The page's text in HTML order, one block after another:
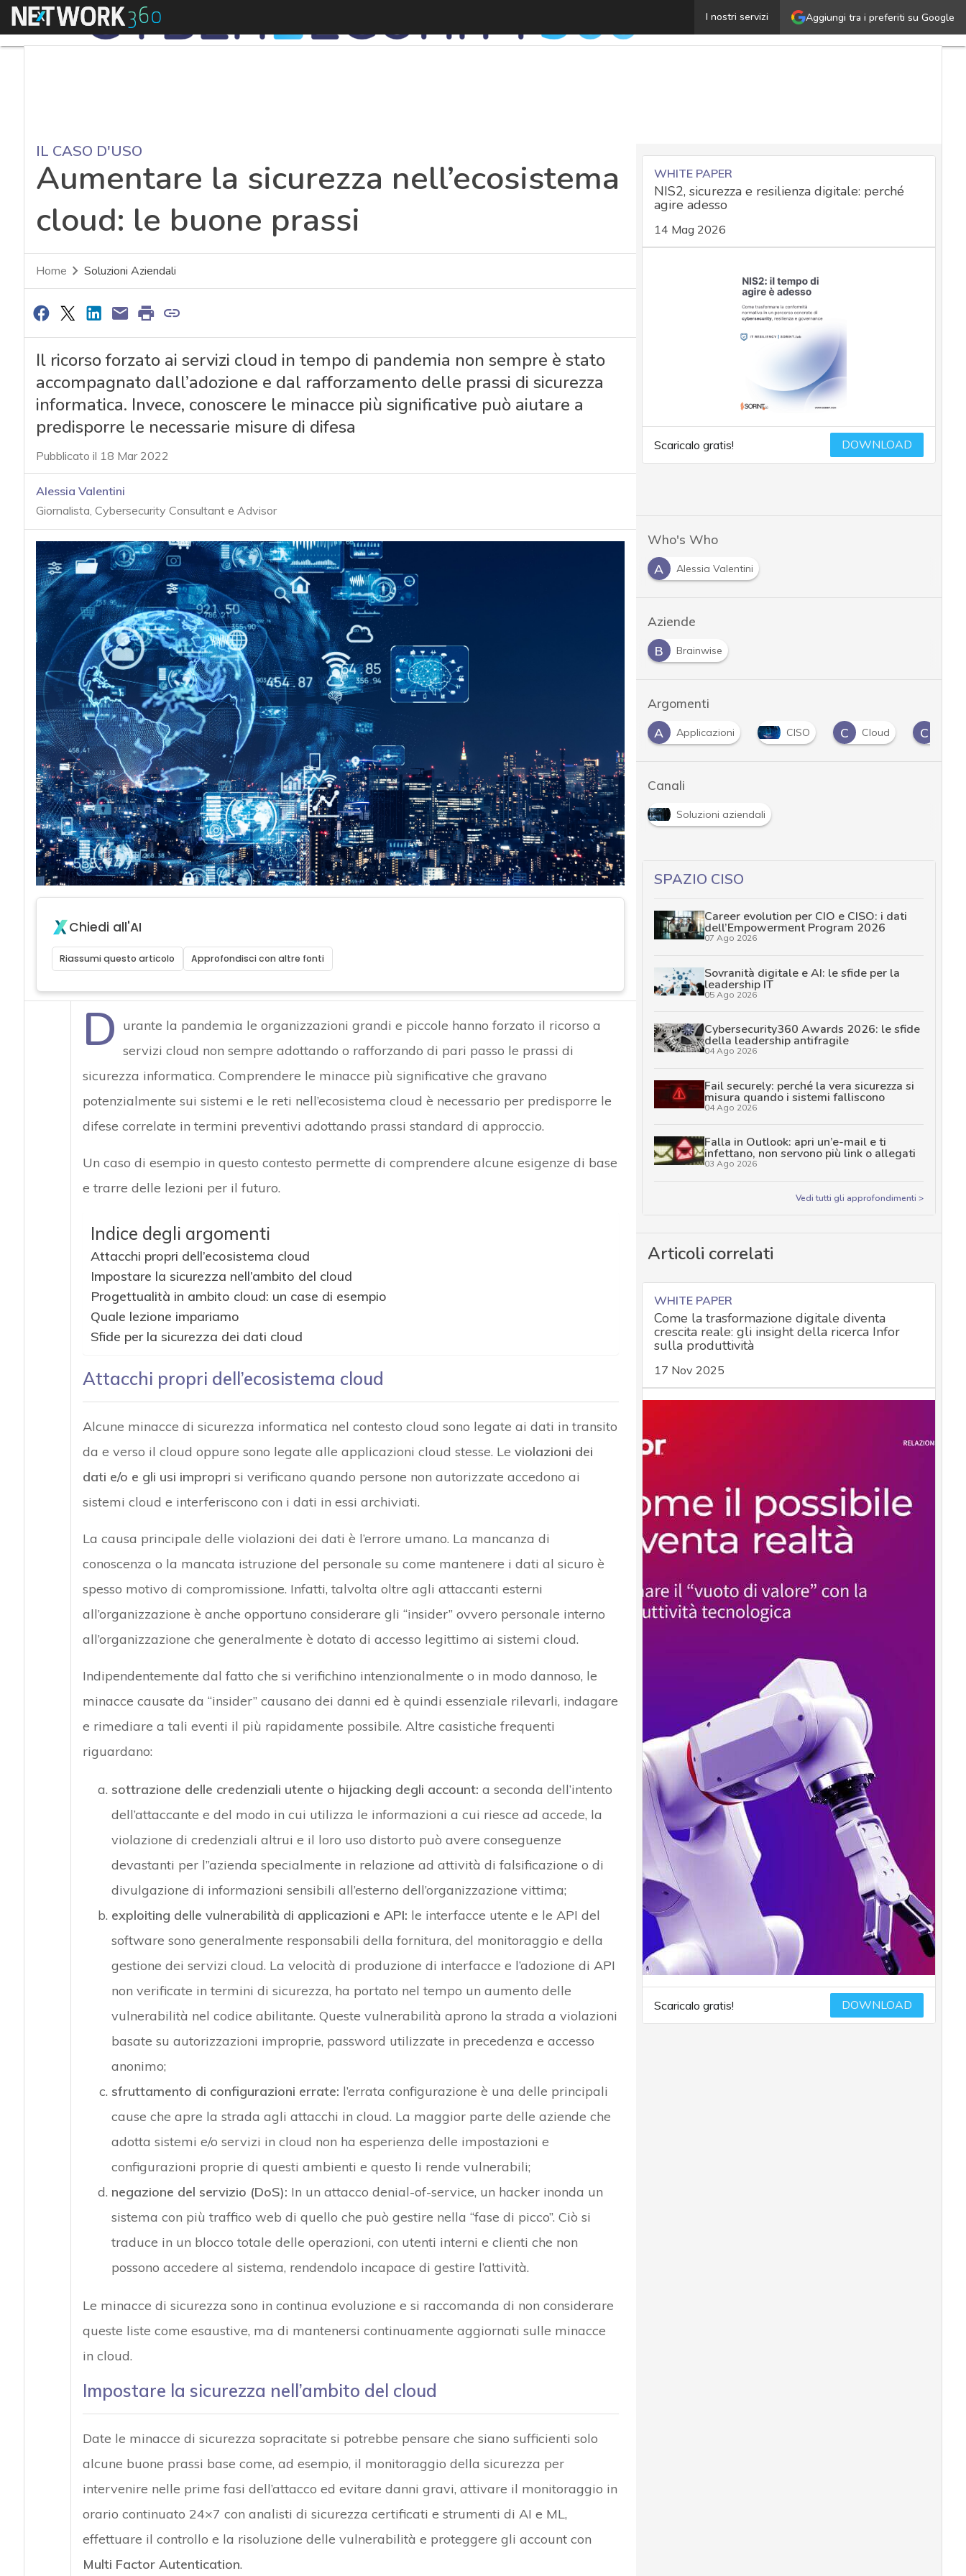
Aggiungi tra i preferiti su Google
I nostri servizi
Menu Aumentare la sicurezza nell’ecosistema cloud: le buone
IL CASO D'USO
Aumentare la sicurezza nell’ecosistema
cloud: le buone prassi
Home Soluzioni Aziendali
Il ricorso forzato ai servizi cloud in tempo di pandemia non sempre è stato
accompagnato dall’adozione e dal rafforzamento delle prassi di sicurezza
informatica. Invece, conoscere le minacce più significative può aiutare a
predisporre le necessarie misure di difesa
Pubblicato il 18 Mar 2022
Alessia Valentini
Giornalista, Cybersecurity Consultant e Advisor
Chiedi all'AI
Riassumi questo articolo Approfondisci con altre fonti
D urante la pandemia le organizzazioni grandi e piccole hanno forzato il ricorso a
servizi cloud non sempre adottando o rafforzando di pari passo le prassi di
sicurezza informatica. Comprendere le minacce più significative che gravano
potenzialmente sui sistemi e le reti nell’ecosistema cloud è necessario per predisporre le
difese correlate in termini preventivi adottando prassi standard di approccio.
Un caso di esempio in questo contesto permette di comprendere alcune esigenze di base
e trarre delle lezioni per il futuro.
Indice degli argomenti
Attacchi propri dell’ecosistema cloud
Impostare la sicurezza nell’ambito del cloud
Progettualità in ambito cloud: un case di esempio
Quale lezione impariamo
Sfide per la sicurezza dei dati cloud
Attacchi propri dell’ecosistema cloud
Alcune minacce di sicurezza informatica nel contesto cloud sono legate ai dati in transito
da e verso il cloud oppure sono legate alle applicazioni cloud stesse. Le violazioni dei
dati e/o e gli usi impropri si verificano quando persone non autorizzate accedono ai
sistemi cloud e interferiscono con i dati in essi archiviati.
La causa principale delle violazioni dei dati è l’errore umano. La mancanza di
conoscenza o la mancata istruzione del personale su come mantenere i dati al sicuro è
spesso motivo di compromissione. Infatti, talvolta oltre agli attaccanti esterni
all’organizzazione è anche opportuno considerare gli “insider” ovvero personale interno
all’organizzazione che generalmente è dotato di accesso legittimo ai sistemi cloud.
Indipendentemente dal fatto che si verifichino intenzionalmente o in modo dannoso, le
minacce causate da “insider” causano dei danni ed è quindi essenziale rilevarli, indagare
e rimediare a tali eventi il più rapidamente possibile. Altre casistiche frequenti
riguardano:
sottrazione delle credenziali utente o hijacking degli account: a seconda dell’intento
dell’attaccante e del modo in cui utilizza le informazioni a cui riesce ad accede, la
violazione di credenziali altrui e il loro uso distorto può avere conseguenze
devastanti per l’’azienda specialmente in relazione ad attività di falsificazione o di
divulgazione di informazioni sensibili all’esterno dell’organizzazione vittima;
exploiting delle vulnerabilità di applicazioni e API: le interfacce utente e le API del
software sono generalmente responsabili della fornitura, del monitoraggio e della
gestione dei servizi cloud. La velocità di produzione di interfacce e l’adozione di API
non verificate in termini di sicurezza, ha portato nel tempo un aumento delle
vulnerabilità nel codice abilitante. Queste vulnerabilità aprono la strada a violazioni
basate su autorizzazioni improprie, password utilizzate in precedenza e accesso
anonimo;
sfruttamento di configurazioni errate: l’errata configurazione è una delle principali
cause che apre la strada agli attacchi in cloud. La maggior parte delle aziende che
adotta sistemi e/o servizi in cloud non ha esperienza delle impostazioni e
configurazioni proprie di questi ambienti e questo li rende vulnerabili;
negazione del servizio (DoS): In un attacco denial-of-service, un hacker inonda un
sistema con più traffico web di quello che può gestire nella “fase di picco”. Ciò si
traduce in un blocco totale delle operazioni, con utenti interni e clienti che non
possono accedere al sistema, rendendolo incapace di gestire l’attività.
Le minacce di sicurezza sono in continua evoluzione e si raccomanda di non considerare
queste liste come esaustive, ma di mantenersi continuamente aggiornati sulle minacce
in cloud.
Impostare la sicurezza nell’ambito del cloud
Date le minacce di sicurezza sopracitate si potrebbe pensare che siano sufficienti solo
alcune buone prassi base come, ad esempio, il monitoraggio della sicurezza per
intervenire nelle prime fasi dell’attacco ed evitare danni gravi, attivare il monitoraggio in
orario continuato 24×7 con analisti di sicurezza certificati e strumenti di AI e ML,
effettuare il controllo e la risoluzione delle vulnerabilità e proteggere gli account con
Multi Factor Autentication.
WHITE PAPER
NIS2, sicurezza e resilienza digitale: perché
agire adesso
14 Mag 2026
Scaricalo gratis! DOWNLOAD
Who's Who
A
Alessia Valentini
Aziende
B
Brainwise
Argomenti
A Applicazioni CISO C Cloud C
Canali
Soluzioni aziendali
SPAZIO CISO
Career evolution per CIO e CISO: i dati
dell’Empowerment Program 2026
07 Ago 2026
Sovranità digitale e AI: le sfide per la
leadership IT
05 Ago 2026
Cybersecurity360 Awards 2026: le sfide
della leadership antifragile
04 Ago 2026
Fail securely: perché la vera sicurezza si
misura quando i sistemi falliscono
04 Ago 2026
Falla in Outlook: apri un’e-mail e ti
infettano, non servono più link o allegati
03 Ago 2026
Vedi tutti gli approfondimenti >
Articoli correlati
WHITE PAPER
Come la trasformazione digitale diventa
crescita reale: gli insight della ricerca Infor
sulla produttività
17 Nov 2025
Scaricalo gratis! DOWNLOAD